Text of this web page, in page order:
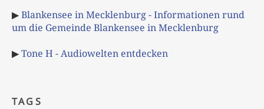
▶Blankensee in Mecklenburg - Informationen rund
um die Gemeinde Blankensee in Mecklenburg
▶Tone H - Audiowelten entdecken
TAGS